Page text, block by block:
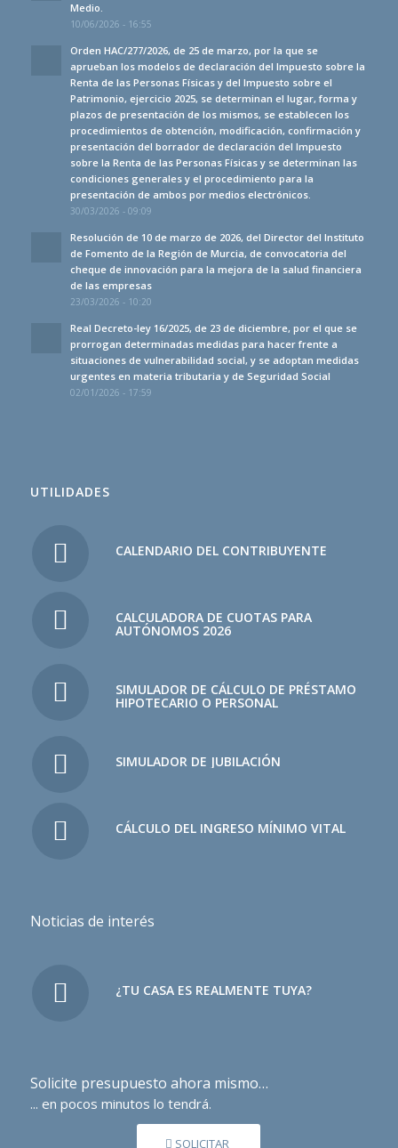
Medio.
10/06/2026 - 16:55
Orden HAC/277/2026, de 25 de marzo, por la que se
aprueban los modelos de declaración del Impuesto sobre la
Renta de las Personas Físicas y del Impuesto sobre el
Patrimonio, ejercicio 2025, se determinan el lugar, forma y
plazos de presentación de los mismos, se establecen los
procedimientos de obtención, modificación, confirmación y
presentación del borrador de declaración del Impuesto
sobre la Renta de las Personas Físicas y se determinan las
condiciones generales y el procedimiento para la
presentación de ambos por medios electrónicos.
30/03/2026 - 09:09
Resolución de 10 de marzo de 2026, del Director del Instituto
de Fomento de la Región de Murcia, de convocatoria del
cheque de innovación para la mejora de la salud financiera
de las empresas
23/03/2026 - 10:20
Real Decreto-ley 16/2025, de 23 de diciembre, por el que se
prorrogan determinadas medidas para hacer frente a
situaciones de vulnerabilidad social, y se adoptan medidas
urgentes en materia tributaria y de Seguridad Social
02/01/2026 - 17:59
UTILIDADES
CALENDARIO DEL CONTRIBUYENTE
CALCULADORA DE CUOTAS PARA
AUTÓNOMOS 2026
SIMULADOR DE CÁLCULO DE PRÉSTAMO
HIPOTECARIO O PERSONAL
SIMULADOR DE JUBILACIÓN
CÁLCULO DEL INGRESO MÍNIMO VITAL
Noticias de interés
¿TU CASA ES REALMENTE TUYA?
Solicite presupuesto ahora mismo…
... en pocos minutos lo tendrá.
SOLICITAR